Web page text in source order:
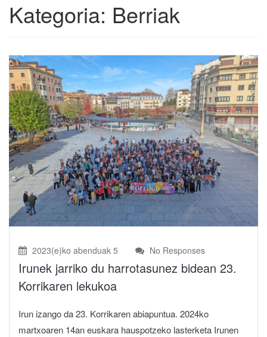
Kategoria: Berriak
2023(e)ko abenduak 5 No Responses
Irunek jarriko du harrotasunez bidean 23.
Korrikaren lekukoa
Irun izango da 23. Korrikaren abiapuntua. 2024ko
martxoaren 14an euskara hauspotzeko lasterketa Irunen